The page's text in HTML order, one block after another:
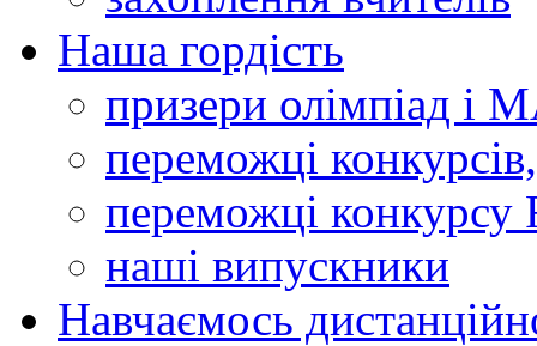
Наша гордість
призери олімпіад і
переможці
переможці конкурсу
наші випускники
Навчаємось